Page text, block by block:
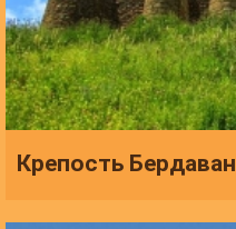
Крепость Бердаван